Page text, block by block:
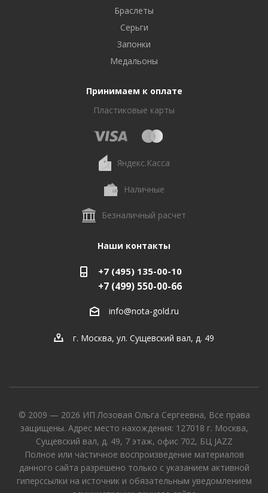
Браслеты
Серьги
Запонки
Медальоны
Принимаем к оплате
Пластиковые карты
Яндекс.Касса
Наличные
Безналичный расчет
Наши контакты
+7 (495) 135-00-10
+7 (499) 550-00-66
info@nota-gold.ru
г. Москва, ул. Сущевский вал, д. 49
© 2009 — 2026 ИП Лозовая Ольга Сергеевна, Все права
защищены. Адрес место нахождения: 127018 г. Москва,
Сущевский вал, д. 49, 7 этаж, офис 702, БЦ JAZZ
Полное или частичное воспроизведение материалов
данного сайта разрешено только с указанием активной
гиперссылки на источник и обязательным уведомлением